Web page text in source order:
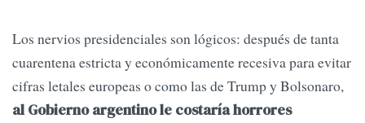
Los nervios presidenciales son lógicos: después de tanta
cuarentena estricta y económicamente recesiva para evitar
cifras letales europeas o como las de Trump y Bolsonaro,
al Gobierno argentino le costaría horrores